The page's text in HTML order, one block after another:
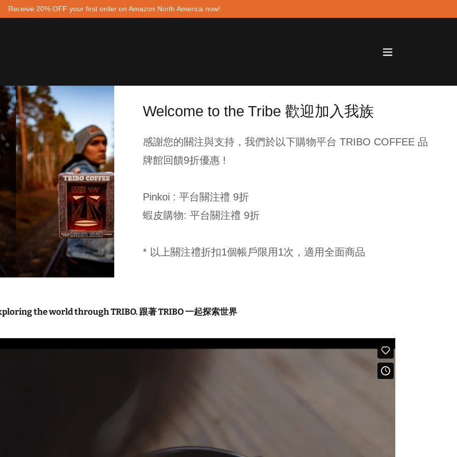
Receive 20% OFF your first order on Amazon North America now!
Welcome to the Tribe 歡迎加入我族
感謝您的關注與支持，我們於以下購物平台 TRIBO COFFEE 品
牌館回饋9折優惠 !
Pinkoi : 平台關注禮 9折
蝦皮購物: 平台關注禮 9折
* 以上關注禮折扣1個帳戶限用1次，適用全面商品
the world through TRIBO. 跟著 TRIBO 一起探索世界